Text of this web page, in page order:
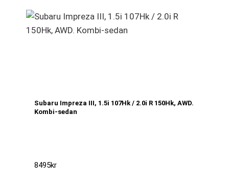
Subaru Impreza III, 1.5i 107Hk / 2.0i R 150Hk, AWD.
Kombi-sedan
8495kr